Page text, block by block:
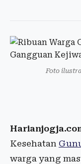
Foto
Kesehatan
warga yang